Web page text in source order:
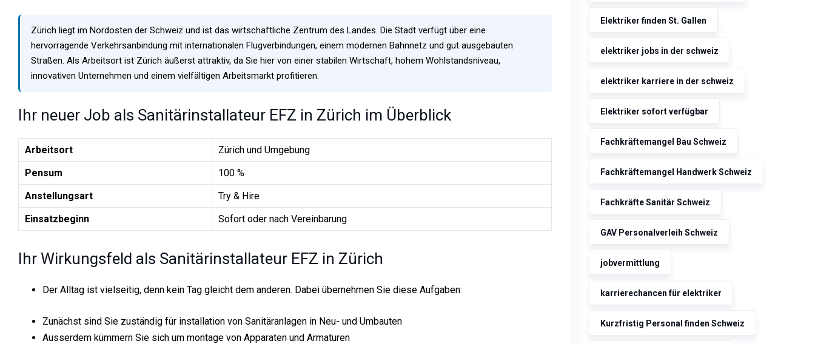
Zürich liegt im Nordosten der Schweiz und ist das wirtschaftliche Zentrum des Landes. Die Stadt verfügt über eine
hervorragende Verkehrsanbindung mit internationalen Flugverbindungen, einem modernen Bahnnetz und gut ausgebauten
Straßen. Als Arbeitsort ist Zürich äußerst attraktiv, da Sie hier von einer stabilen Wirtschaft, hohem Wohlstandsniveau,
innovativen Unternehmen und einem vielfältigen Arbeitsmarkt profitieren.
Ihr neuer Job als Sanitärinstallateur EFZ in Zürich im Überblick
Arbeitsort
Zürich und Umgebung
Pensum
100 %
Anstellungsart
Try & Hire
Einsatzbeginn
Sofort oder nach Vereinbarung
Ihr Wirkungsfeld als Sanitärinstallateur EFZ in Zürich
Der Alltag ist vielseitig, denn kein Tag gleicht dem anderen. Dabei übernehmen Sie diese Aufgaben:
Zunächst sind Sie zuständig für installation von Sanitäranlagen in Neu- und Umbauten
Ausserdem kümmern Sie sich um montage von Apparaten und Armaturen
Elektriker finden St. Gallen
elektriker jobs in der schweiz
elektriker karriere in der schweiz
Elektriker sofort verfügbar
Fachkräftemangel Bau Schweiz
Fachkräftemangel Handwerk Schweiz
Fachkräfte Sanitär Schweiz
GAV Personalverleih Schweiz
jobvermittlung
karrierechancen für elektriker
Kurzfristig Personal finden Schweiz